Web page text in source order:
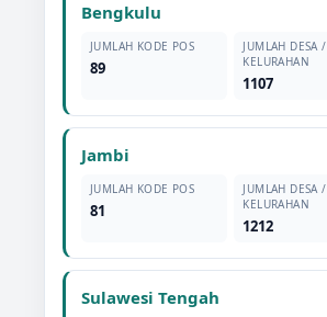
Bengkulu
JUMLAH KODE POS
89
JUMLAH DESA /
KELURAHAN
1107
Jambi
JUMLAH KODE POS
81
JUMLAH DESA /
KELURAHAN
1212
Sulawesi Tengah